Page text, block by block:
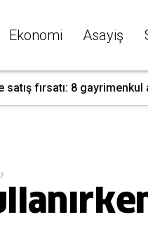
Ekonomi Asayiş
fırsatı: 8 gayrimenkul